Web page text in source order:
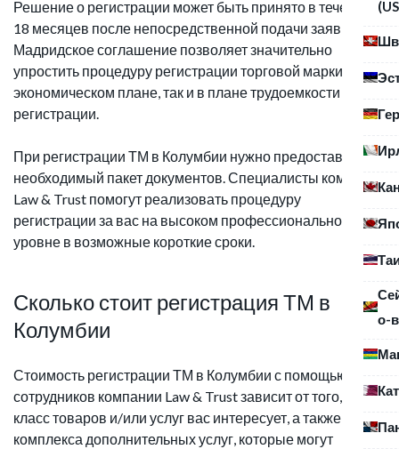
о-
Решение о регистрации может быть принято в течение
18 месяцев после непосредственной подачи заявки.
Мадридское соглашение позволяет значительно
упростить процедуру регистрации торговой марки как в
экономическом плане, так и в плане трудоемкости
регистрации.
При регистрации ТМ в Колумбии нужно предоставить
необходимый пакет документов. Специалисты компании
Law & Trust помогут реализовать процедуру
регистрации за вас на высоком профессиональном
уровне в возможные короткие сроки.
Сколько стоит регистрация ТМ в
Колумбии
Стоимость регистрации ТМ в Колумбии с помощью
сотрудников компании Law & Trust зависит от того, какой
класс товаров и/или услуг вас интересует, а также от
комплекса дополнительных услуг, которые могут